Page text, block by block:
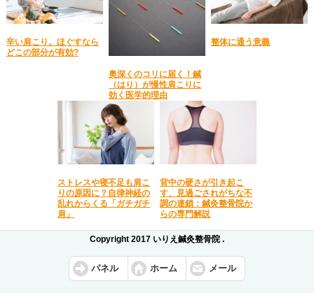
辛い肩こり。ほぐすなら
どこの部分が有効?
奥深くのコリに届く！鍼
（はり）が慢性肩こりに
効く医学的理由
整体に通う意義
ストレスや寝不足も肩こ
りの原因に？自律神経の
乱れからくる「ガチガチ
肩」
背中の硬さが引き起こ
す、見過ごされがちな不
調の連鎖：鍼灸整骨院か
らの専門解説
Copyright 2017 いりえ鍼灸整骨院 .
パネル ホーム メール